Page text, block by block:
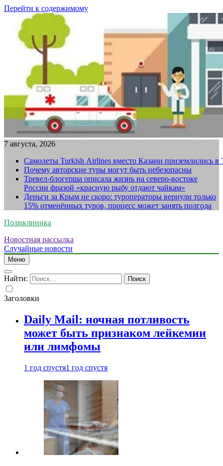
Перейти к содержимому
7 августа, 2026
Самолеты Turkish Airlines вместо Казани приземлились в
Почему авторские туры могут быть небезопасны
Тревел-блогерша описала жизнь на северо-востоке
России фразой «красную рыбу отдают чайкам»
Деньги за Крым не скоро: туроператоры вернули только
15% отменённых туров, процесс может занять полгода
Поликлиника
Новостная рассылка
Случайные новости
Меню
Найти:
Заголовки
Daily Mail: ночная потливость
может быть признаком лейкемии
или лимфомы
1 год спустя1 год спустя